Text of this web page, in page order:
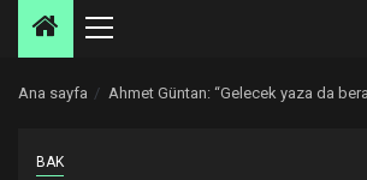
Primary
Ana sayfa Ahmet Güntan: “Gelecek yaza da
BAK